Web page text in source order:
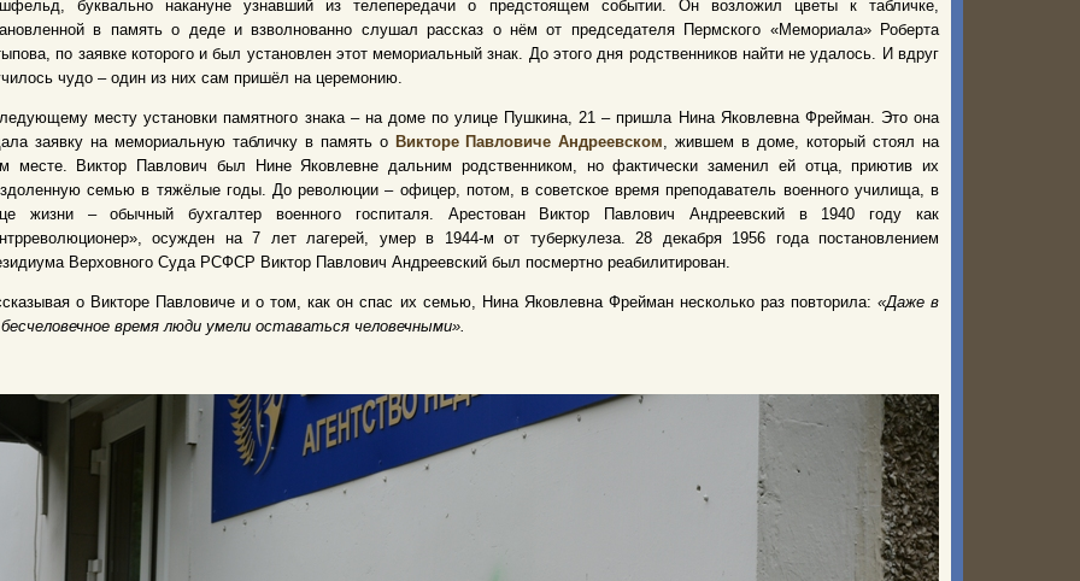
буквально накануне узнавший из телепередачи о предстоящем событии. Он возложил цветы к табличке,
в память о деде и взволнованно слушал рассказ о нём от председателяПермского «Мемориала» Роберта
по заявке которого и был установлен этот мемориальный знак. До этого дня родственников найти не удалось. И вдруг
чудо – один из них сам пришёл на церемонию.
месту установки памятного знака – на доме по улице Пушкина, 21 – пришла Нина Яковлевна Фрейман. Это она
заявку на мемориальную табличку в память о Викторе Павловиче Андреевском, жившем в доме, который стоял на
месте. Виктор Павлович был Нине Яковлевне дальним родственником, но фактически заменил ей отца, приютив их
семью в тяжёлые годы. До революции – офицер, потом, в советское время преподаватель военного училища, в
жизни – обычный бухгалтер военного госпиталя. Арестован Виктор Павлович Андреевский в 1940 году как
осужден на 7 лет лагерей, умер в 1944-м от туберкулеза. 28 декабря 1956 года постановлением
Верховного Суда РСФСР Виктор Павлович Андреевский был посмертно реабилитирован.
о Викторе Павловиче и о том, как он спас их семью, Нина Яковлевна Фрейман несколько раз повторила: «Даже в
время люди умели оставаться человечными».